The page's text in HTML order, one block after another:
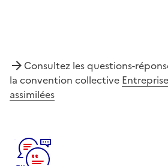
Consultez les questions-
la convention collective
assimilées